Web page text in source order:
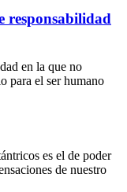
responsabilidad
en la que no
para el ser humano
es el de poder
de nuestro